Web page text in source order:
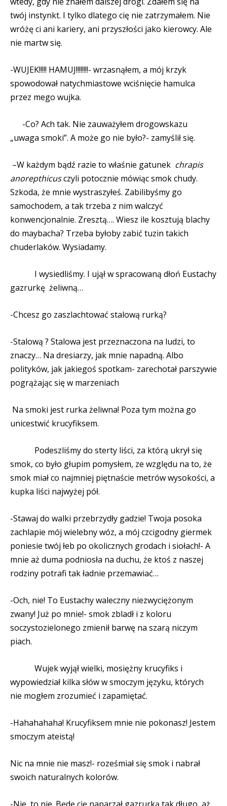
twój instynkt. I tylko dlatego cię nie zatrzymałem. Nie
wróżę ci ani kariery, ani przyszłości jako kierowcy. Ale
nie martw się.
-WUJEK!!!!! HAMUJ!!!!!!!!- wrzasnąłem, a mój krzyk
spowodował natychmiastowe wciśnięcie hamulca
przez mego wujka.
-Co? Ach tak. Nie zauważyłem drogowskazu
„uwaga smoki”. A może go nie było?- zamyślił się.
–W każdym bądź razie to właśnie gatunek chrapis
anorepthicusczyli potocznie mówiąc smok chudy.
Szkoda, że mnie wystraszyłeś. Zabilibyśmy go
samochodem, a tak trzeba z nim walczyć
konwencjonalnie. Zresztą…. Wiesz ile kosztują blachy
do maybacha? Trzeba byłoby zabić tuzin takich
chuderlaków. Wysiadamy.
I wysiedliśmy. I ujął w spracowaną dłoń Eustachy
gazrurkę żeliwną…
-Chcesz go zaszlachtować stalową rurką?
-Stalową ? Stalowa jest przeznaczona na ludzi, to
znaczy… Na dresiarzy, jak mnie napadną. Albo
polityków, jak jakiegoś spotkam- zarechotał parszywie
pogrążając się w marzeniach
Na smoki jest rurka żeliwna! Poza tym można go
unicestwić krucyfiksem.
Podeszliśmy do sterty liści, za którą ukrył się
smok, co było głupim pomysłem, ze względu na to, że
smok miał co najmniej piętnaście metrów wysokości, a
kupka liści najwyżej pół.
-Stawaj do walki przebrzydły gadzie! Twoja posoka
zachlapie mój wielebny wóz, a mój czcigodny giermek
poniesie twój łeb po okolicznych grodach i siołach!- A
mnie aż duma podniosła na duchu, że ktoś z naszej
rodziny potrafi tak ładnie przemawiać…
-Och, nie! To Eustachy waleczny niezwyciężonym
zwany! Już po mnie!- smok zbladł i z koloru
soczystozielonego zmienił barwę na szarą niczym
piach.
Wujek wyjął wielki, mosiężny krucyfiks i
wypowiedział kilka słów w smoczym języku, których
nie mogłem zrozumieć i zapamiętać.
-Hahahahaha! Krucyfiksem mnie nie pokonasz! Jestem
smoczym ateistą!
Nic na mnie nie masz!- roześmiał się smok i nabrał
swoich naturalnych kolorów.